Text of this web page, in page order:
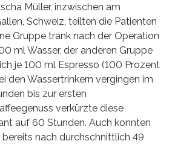
Müller, inzwischen am
Schweiz, teilten die Patienten
Gruppe trank nach der Operation
ml Wasser, der anderen Gruppe
je 100 ml Espresso (100 Prozent
den Wassertrinkern vergingen im
bis zur ersten
verkürzte diese
auf 60 Stunden. Auch konnten
bereits nach durchschnittlich 49